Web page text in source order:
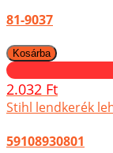
81-9037
2.032 Ft
Stihl lendkerék
59108930801